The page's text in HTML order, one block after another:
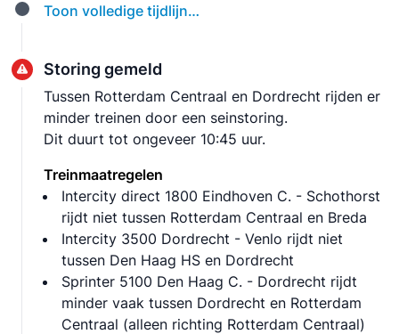
Toon volledige tijdlijn…
Storing gemeld
Tussen Rotterdam Centraal en Dordrecht rijden er
minder treinen door een seinstoring.
Dit duurt tot ongeveer 10:45 uur.
Treinmaatregelen
Intercity direct 1800 Eindhoven C. - Schothorst
rijdt niet tussen Rotterdam Centraal en Breda
Intercity 3500 Dordrecht - Venlo rijdt niet
tussen Den Haag HS en Dordrecht
Sprinter 5100 Den Haag C. - Dordrecht rijdt
minder vaak tussen Dordrecht en Rotterdam
Centraal (alleen richting Rotterdam Centraal)